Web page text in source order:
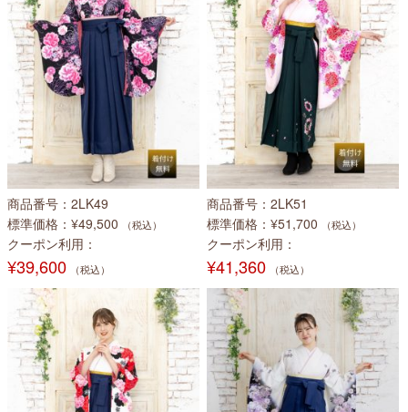
商品番号
2LK49
標準価格
¥49,500 （税込）
クーポン利用
¥39,600 （税込）
商品番号
2LK51
標準価格
¥51,700 （税込）
クーポン利用
¥41,360 （税込）